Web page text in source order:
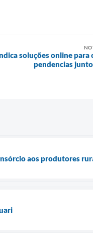
soluções online para
pendencias
aos produtores